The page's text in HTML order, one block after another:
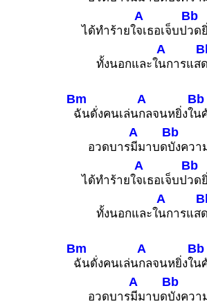
ได้ทำร้ายใ
A
จเธอเจ็บป
Bb
วด
ทั้งนอกและใ
A
นการแส
Bm
ฉันดั่งคนเล่น
A
กลจนหยิ่งใ
Bb
น
อวดบาร
A
มีมาบด
Bb
บังควา
ได้ทำร้ายใ
A
จเธอเจ็บป
Bb
วด
ทั้งนอกและใ
A
นการแส
Bm
ฉันดั่งคนเล่น
A
กลจนหยิ่งใ
Bb
น
อวดบาร
A
มีมาบด
Bb
บังควา